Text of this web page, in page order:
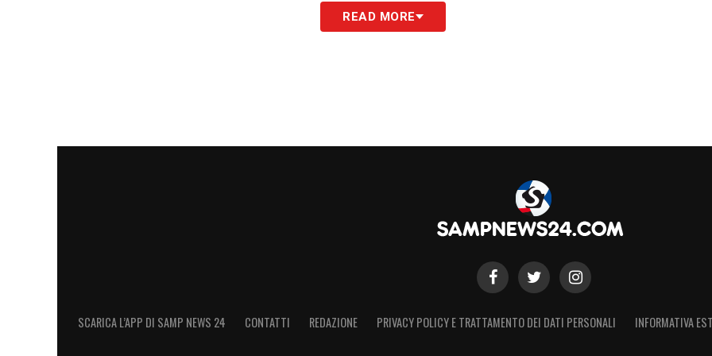
READ MORE
SCARICA L’APP DI SAMP NEWS 24 CONTATTI REDAZIONE PRIVACY POLICY E TRATTAMENTO DEI DATI PERSONALI INFORMATIVA